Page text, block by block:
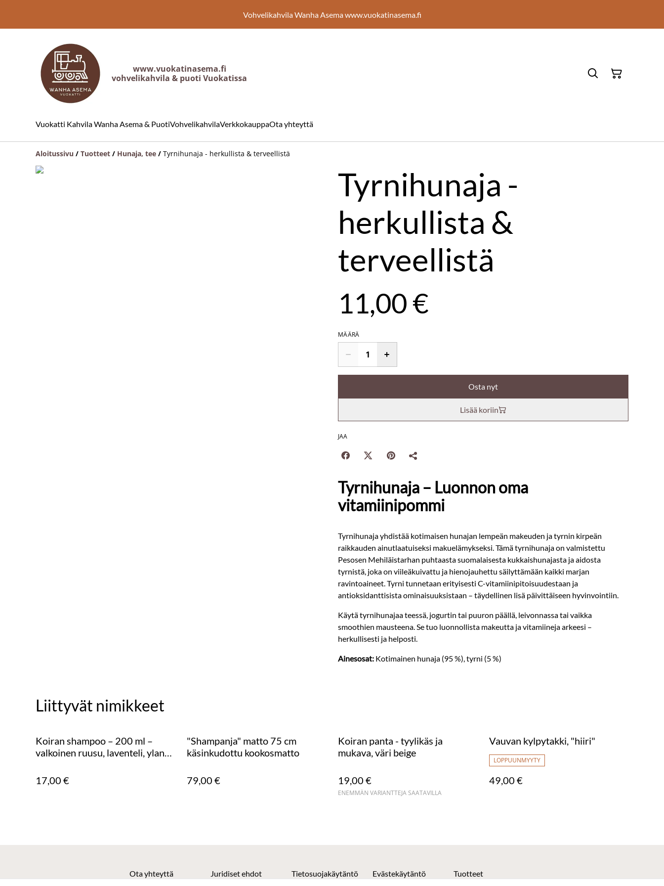
Vohvelikahvila Wanha Asema www.vuokatinasema.fi
www.vuokatinasema.fi
vohvelikahvila & puoti Vuokatissa
Vuokatti Kahvila Wanha Asema & PuotiVohvelikahvilaVerkkokauppaOta yhteyttä
Aloitussivu / Tuotteet / Hunaja, tee / Tyrnihunaja - herkullista & terveellistä
Tyrnihunaja -
herkullista &
terveellistä
11,00 €
MÄÄRÄ
Osta nyt
Lisää koriin
JAA
Tyrnihunaja – Luonnon oma
vitamiinipommi
Tyrnihunaja yhdistää kotimaisen hunajan lempeän makeuden ja tyrnin kirpeän
raikkauden ainutlaatuiseksi makuelämykseksi. Tämä tyrnihunaja on valmistettu
Pesosen Mehiläistarhan puhtaasta suomalaisesta kukkaishunajasta ja aidosta
tyrnistä, joka on viileäkuivattu ja hienojauhettu säilyttämään kaikki marjan
ravintoaineet. Tyrni tunnetaan erityisesti C-vitamiinipitoisuudestaan ja
antioksidanttisista ominaisuuksistaan – täydellinen lisä päivittäiseen hyvinvointiin.
Käytä tyrnihunajaa teessä, jogurtin tai puuron päällä, leivonnassa tai vaikka
smoothien mausteena. Se tuo luonnollista makeutta ja vitamiineja arkeesi –
herkullisesti ja helposti.
Ainesosat: Kotimainen hunaja (95 %), tyrni (5 %)
Liittyvät nimikkeet
Koiran shampoo – 200 ml –
valkoinen ruusu, laventeli, ylang
17,00 €
"Shampanja" matto 75 cm
käsinkudottu kookosmatto
79,00 €
Koiran panta - tyylikäs ja
mukava, väri beige
19,00 €
ENEMMÄN VARIANTTEJA SAATAVILLA
Vauvan kylpytakki, "hiiri"
LOPPUUNMYYTY
49,00 €
Ota yhteyttä Juridiset ehdot Tietosuojakäytäntö Evästekäytäntö Tuotteet